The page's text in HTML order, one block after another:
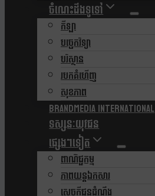
ចំណេះដឹងទូទៅ
កីឡា
បច្ចេកវិទ្យា
បរិស្ថាន
របកគំហើញ
សុខភាព
Brandmedia international
ទស្សនៈយុវជន
ផ្សេងៗទៀត
ពាណិជ្ជកម្ម
ភាពយន្តឯកសារ
សេចក្តីជូនដំណឹង